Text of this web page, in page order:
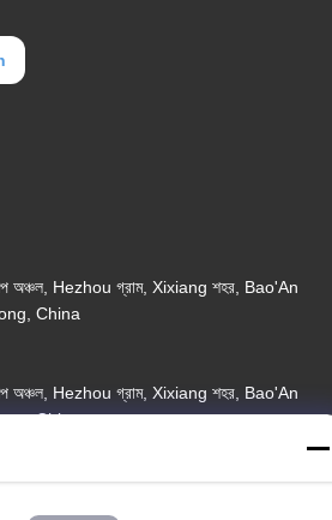
অঞ্চল, Hezhou গ্রাম, Xixiang শহর, Bao'An
China
অঞ্চল, Hezhou গ্রাম, Xixiang শহর, Bao'An
China